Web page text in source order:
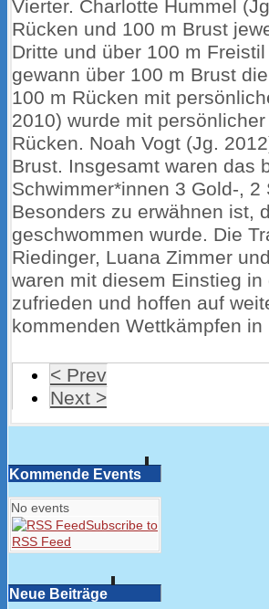
Vierter. Charlotte Hummel
Rücken und 100 m Brust
Dritte und über 100 m
gewann über 100 m Brust
100 m Rücken mit
2010) wurde mit
Rücken. Noah Vogt (Jg.
Brust. Insgesamt waren das
Schwimmer*innen 3 Gold-,
Besonders zu erwähnen ist,
geschwommen wurde. Die
Riedinger, Luana Zimmer
waren mit diesem Einstieg
zufrieden und hoffen auf
kommenden Wettkämpfen
< Prev
Next >
Kommende Events
No events
Subscribe to
RSS Feed
Neue Beiträge